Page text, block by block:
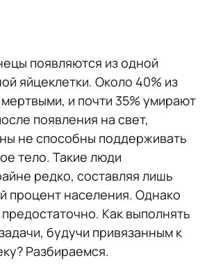
появляются из одной
яйцеклетки. Около 40% из
мертвыми, и почти 35% умирают
появления на свет,
не способны поддерживать
тело. Такие люди
редко, составляя лишь
процент населения. Однако
Как выполнять
будучи привязанным к
Разбираемся.